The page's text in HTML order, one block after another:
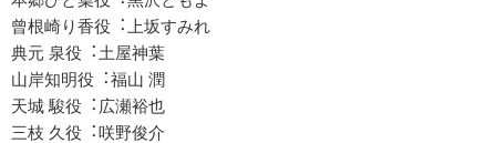
曾根崎り⾹役︓上坂すみれ
典元 泉役︓⼟屋神葉
⼭岸知明役︓福⼭ 潤
天城 駿役︓広瀬裕也
三枝 久役︓咲野俊介